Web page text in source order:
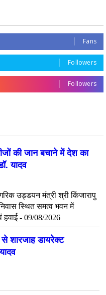
Fans
Followers
Followers